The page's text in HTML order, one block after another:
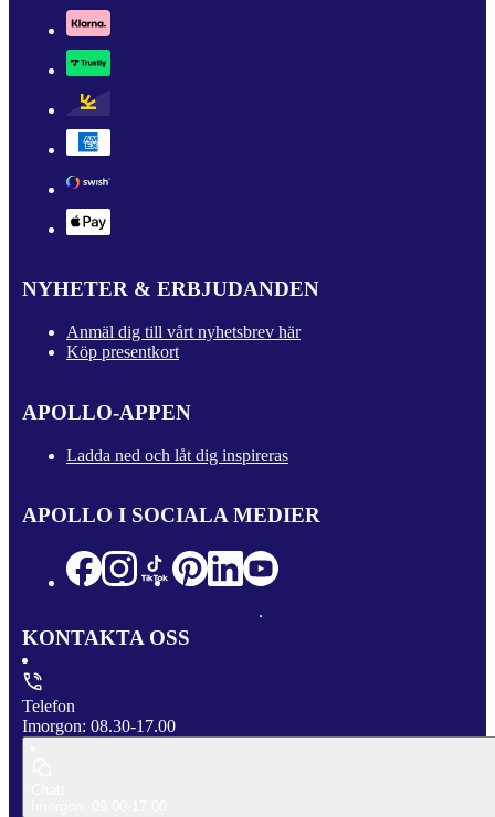
NYHETER & ERBJUDANDEN
Anmäl dig till vårt nyhetsbrev här
Köp presentkort
APOLLO-APPEN
Ladda ned och låt dig inspireras
APOLLO I SOCIALA MEDIER
KONTAKTA OSS
Telefon
Imorgon: 08.30-17.00